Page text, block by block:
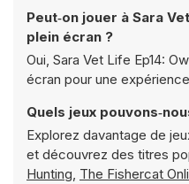
Peut‑on jouer à Sara
plein écran ?
Oui, Sara Vet Life Ep14:
écran pour une
Quels jeux
Explorez davantage de
et découvrez des titres
Hunting, The Fishercat